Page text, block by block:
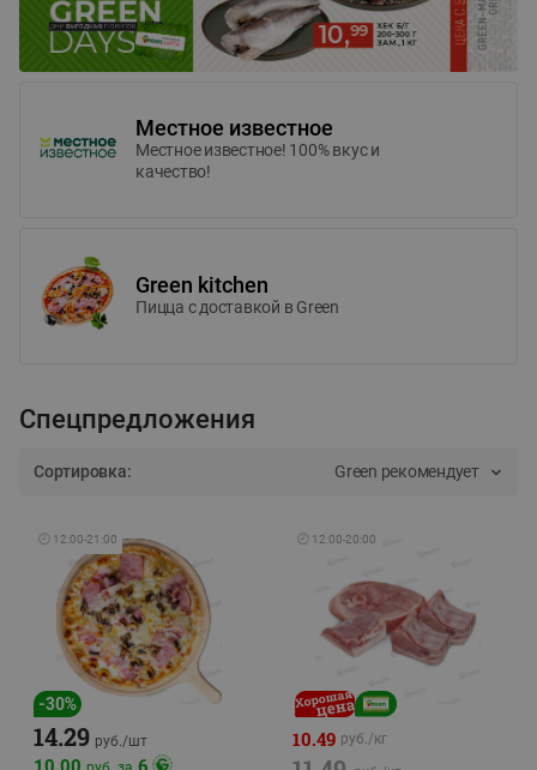
Местное известное
Местное известное! 100% вкус и
качество!
Green kitchen
Пицца c доставкой в Green
Спецпредложения
Сортировка: Green рекомендует
🕘 12:00-21:00
-30%
14.29 руб./шт
🕘 12:00-20:00
10.49 руб./кг